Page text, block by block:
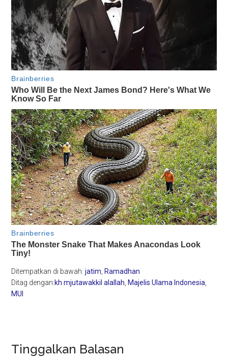
Ditempatkan di bawah:jatim Ramadhan
Ditag dengan:kh mjutawakkil alallah Majelis Ulama Indonesia
MUI
Reader
Tinggalkan Balasan